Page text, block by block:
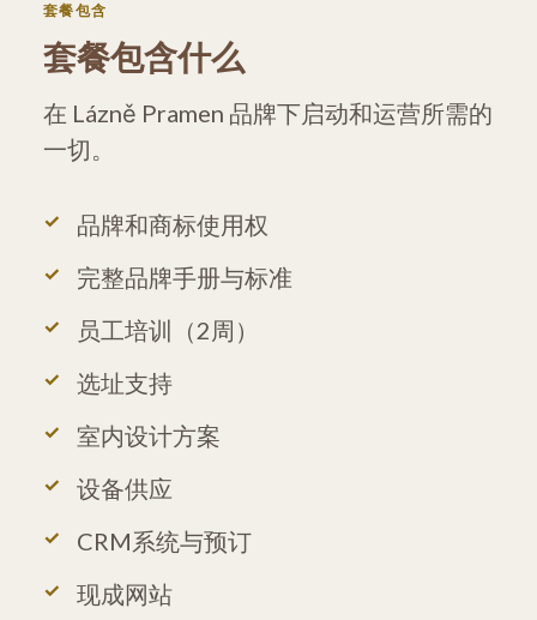
套餐包含
套餐包含什么
在 Lázně Pramen 品牌下启动和运营所需的
一切。
品牌和商标使用权
完整品牌手册与标准
员工培训（2周）
选址支持
室内设计方案
设备供应
CRM系统与预订
现成网站